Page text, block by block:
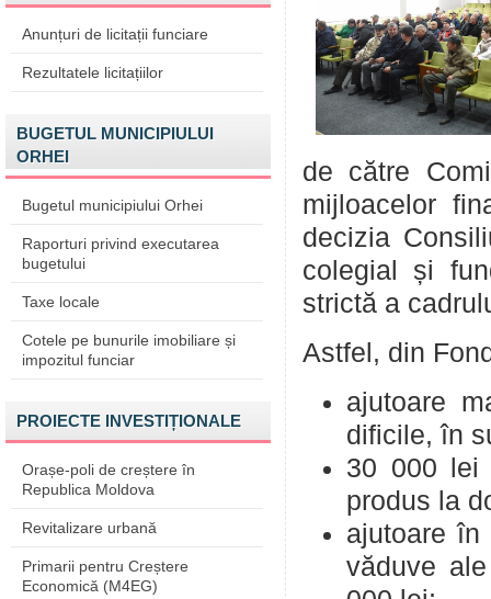
Anunțuri de licitații funciare
Rezultatele licitațiilor
BUGETUL MUNICIPIULUI
ORHEI
Bugetul municipiului Orhei
Raporturi privind executarea
bugetului
Taxe locale
Cotele pe bunurile imobiliare și
impozitul funciar
PROIECTE INVESTIȚIONALE
Orașe-poli de creștere în
Republica Moldova
Revitalizare urbană
Primarii pentru Creștere
Economică (M4EG)
de către
mijloacelor
decizia
colegial și
strictă a
Astfel, din
ajutoare
dificile, în
30 000 lei
produs la
ajutoare
văduve